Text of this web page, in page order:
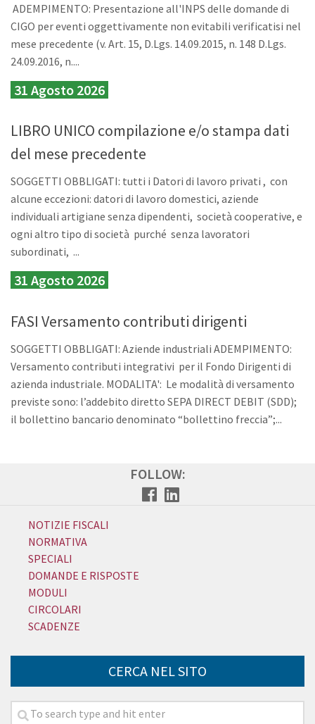
ADEMPIMENTO: Presentazione all'INPS delle domande di
CIGO per eventi oggettivamente non evitabili verificatisi nel
mese precedente (v. Art. 15, D.Lgs. 14.09.2015, n. 148 D.Lgs.
24.09.2016, n....
31 Agosto 2026
LIBRO UNICO compilazione e/o stampa dati
del mese precedente
SOGGETTI OBBLIGATI: tutti i Datori di lavoro privati , con
alcune eccezioni: datori di lavoro domestici, aziende
individuali artigiane senza dipendenti, società cooperative, e
ogni altro tipo di società purché senza lavoratori
subordinati, ...
31 Agosto 2026
FASI Versamento contributi dirigenti
SOGGETTI OBBLIGATI: Aziende industriali ADEMPIMENTO:
Versamento contributi integrativi per il Fondo Dirigenti di
azienda industriale. MODALITA': Le modalità di versamento
previste sono: l’addebito diretto SEPA DIRECT DEBIT (SDD);
il bollettino bancario denominato “bollettino freccia”;...
FOLLOW:
NOTIZIE FISCALI
NORMATIVA
SPECIALI
DOMANDE E RISPOSTE
MODULI
CIRCOLARI
SCADENZE
CERCA NEL SITO